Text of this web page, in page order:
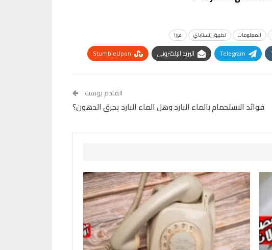
المعلومات تطبيق إنستاباي فيزا
Telegram البريد الإلكتروني
StumbleUpon
القادم بوست
فوائد الاستحمام بالماء البارد وهل الماء البارد يحرق الدهون؟